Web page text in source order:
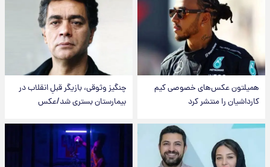
همیلتون عکس‌های خصوصی کیم‌
کارداشیان را منتشر کرد
چنگیز وثوقی، بازیگر قبلِ انقلاب در
بیمارستان بستری شد/عکس